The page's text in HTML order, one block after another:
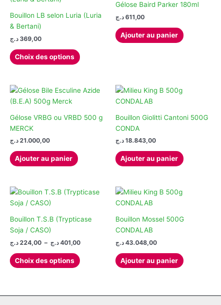
Bouillon LB selon Luria (Luria
& Bertani)
369,00 د.ج
Choix des options
produit
variations.
options
du
Gélose Baird Parker 180ml
611,00 د.ج
Ajouter au panier
Gélose VRBG ou VRBD 500 g
MERCK
21.000,00 د.ج
Ajouter au panier
Bouillon Giolitti Cantoni 500G
CONDA
18.843,00 د.ج
Ajouter au panier
Bouillon T.S.B (Trypticase
Soja / CASO)
224,00 د.ج – 401,00 د.ج
Plage
Choix des options
produit
variations.
Bouillon Mossel 500G
CONDALAB
43.048,00 د.ج
Ajouter au panier